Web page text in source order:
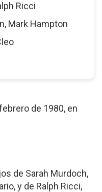
Ricci
Mark Hampton
de 1980, en
de Sarah Murdoch,
y de Ralph Ricci,